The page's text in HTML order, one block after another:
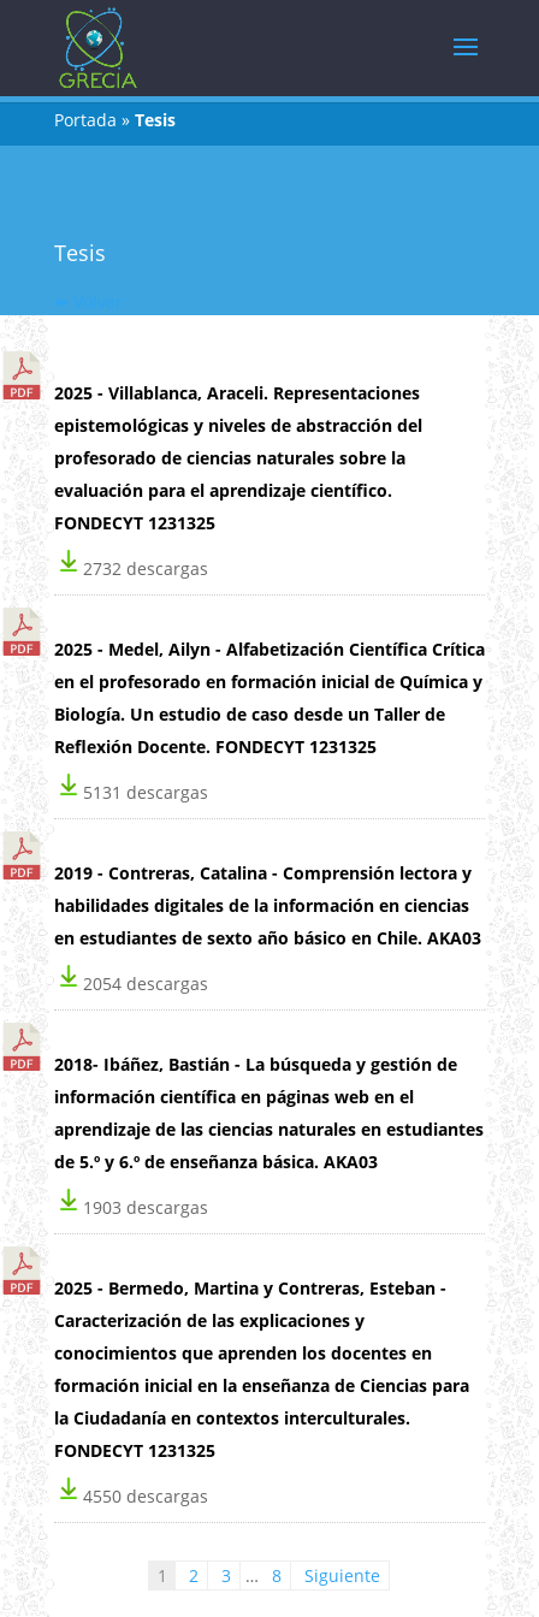
Portada » Tesis
Tesis
2025 - Villablanca, Araceli. Representaciones
epistemológicas y niveles de abstracción del
profesorado de ciencias naturales sobre la
evaluación para el aprendizaje científico.
FONDECYT 1231325
2732 descargas
2025 - Medel, Ailyn - Alfabetización Científica Crítica
en el profesorado en formación inicial de Química y
Biología. Un estudio de caso desde un Taller de
Reflexión Docente. FONDECYT 1231325
5131 descargas
2019 - Contreras, Catalina - Comprensión lectora y
habilidades digitales de la información en ciencias
en estudiantes de sexto año básico en Chile. AKA03
2054 descargas
2018- Ibáñez, Bastián - La búsqueda y gestión de
información científica en páginas web en el
aprendizaje de las ciencias naturales en estudiantes
de 5.º y 6.º de enseñanza básica. AKA03
1903 descargas
2025 - Bermedo, Martina y Contreras, Esteban -
Caracterización de las explicaciones y
conocimientos que aprenden los docentes en
formación inicial en la enseñanza de Ciencias para
la Ciudadanía en contextos interculturales.
FONDECYT 1231325
4550 descargas
Paginación de entradas
1 2 3 … 8 Siguiente